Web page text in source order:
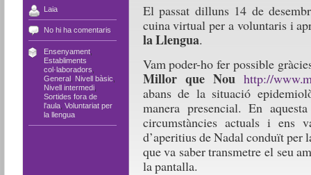
Laia
No hi ha comentaris
Ensenyament,
Establiments
col·laboradors
General, Nivell bàsic
Nivell intermedi,
Sortides fora de
l'aula, Voluntariat per
la llengua
El passat dilluns 14 de
cuina virtual per a voluntaris i
la Llengua.
Vam poder-ho fer possible
Millor que Nou http://
abans de la situació
manera presencial. En
circumstàncies actuals i ens
d’aperitius de Nadal conduït per
que va saber transmetre el seu
la pantalla.